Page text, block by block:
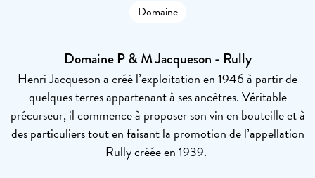
Domaine
Domaine P & M Jacqueson - Rully
Henri Jacqueson a créé l’exploitation en 1946 à partir de
quelques terres appartenant à ses ancêtres. Véritable
précurseur, il commence à proposer son vin en bouteille et à
des particuliers tout en faisant la promotion de l’appellation
Rully créée en 1939.